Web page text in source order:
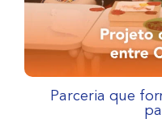
Parceria que